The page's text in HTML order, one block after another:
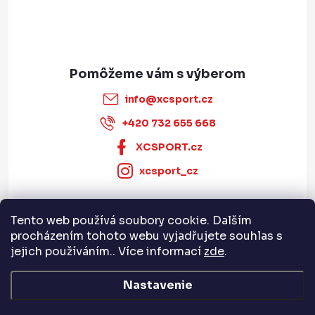
Tento web používá soubory cookie. Dalším
procházením tohoto webu vyjadřujete souhlas s
jejich používáním.. Více informací zde.
Nastavenie
info@xcsport.cz
+420 732 655 668
XCSPORT.cz
xcsport_cz
Informace pro vás
Servis a služby